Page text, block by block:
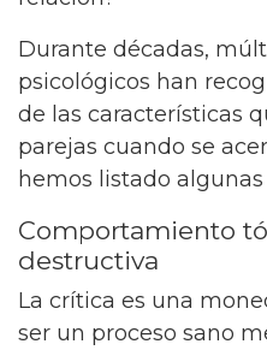
Durante décadas,
psicológicos han
de las características
parejas cuando se
hemos listado algunas
Comportamiento
destructiva
La crítica es una
ser un proceso sano